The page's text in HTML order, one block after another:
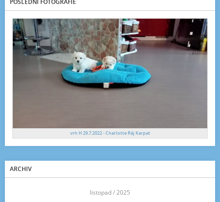
POSLEDNÍ FOTOGRAFIE
vrh H 29.7.2022 - Charlotte Ráj Karpat
ARCHIV
listopad / 2025